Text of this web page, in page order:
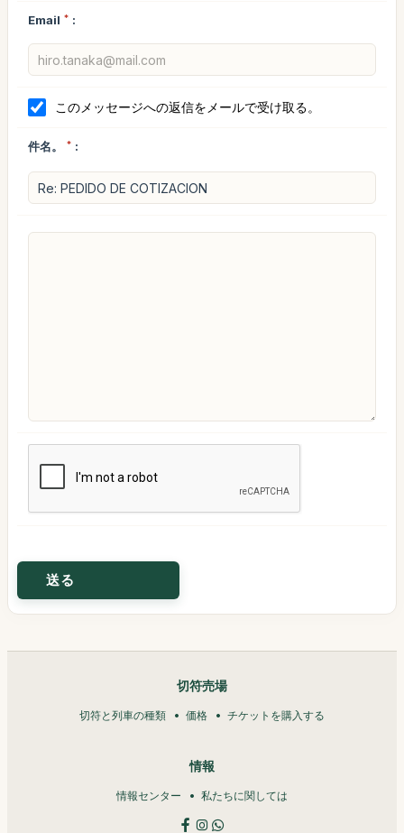
Email * :
このメッセージへの返信をメールで受け取る。
件名。 * :
切符売場
切符と列車の種類 価格 チケットを購入する
情報
情報センター 私たちに関しては